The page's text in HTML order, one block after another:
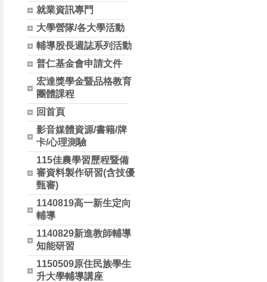
就業資訊專門
大學營隊/各大學活動
輔導股長週誌系列活動
普仁基金會申請文件
宏達獎學金暨品格教育
團體課程
回首頁
影音媒體資源/書籍/牌
卡/心理測驗
115佳農學習歷程暨備
審資料製作研習(含技優
甄審)
1140819高一新生定向
輔導
1140829新進教師輔導
知能研習
1150509原住民族學生
升大學輔導講座